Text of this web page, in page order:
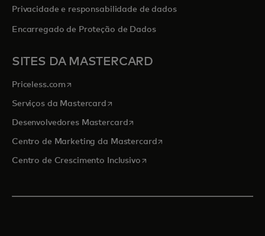
Privacidade e responsabilidade de dados
Encarregado de Proteção de Dados
SITES DA MASTERCARD
Priceless.com abre em uma nova guia
Serviços da Mastercardabre em uma nova guia
Desenvolvedores Mastercardabre em uma nova guia
Centro de Marketing da Mastercardabre em uma nova guia
Centro de Crescimento Inclusivoabre em uma nova guia